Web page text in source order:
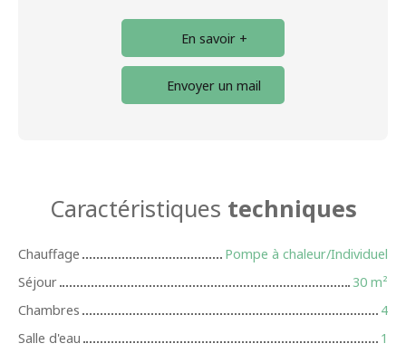
En savoir +
Envoyer un mail
Caractéristiques techniques
Chauffage
Pompe à chaleur/Individuel
Séjour
30 m²
Chambres
4
Salle d'eau
1